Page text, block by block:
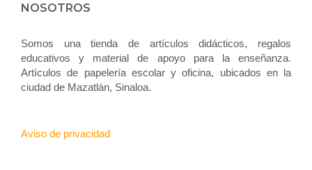
NOSOTROS
Somos una tienda de artículos didácticos, regalos
educativos y material de apoyo para la enseñanza.
Artículos de papelería escolar y oficina, ubicados en la
ciudad de Mazatlán, Sinaloa.
Aviso de privacidad